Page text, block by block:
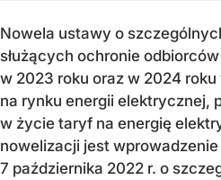
Nowela ustawy o
służących ochronie
w 2023 roku oraz w 2024
na rynku energii elektrycznej,
w życie taryf na energię
nowelizacji jest
7 października 2022 r. o